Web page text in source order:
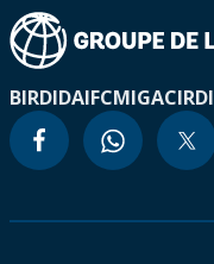
BIRDIDAIFCMIGACIRDI